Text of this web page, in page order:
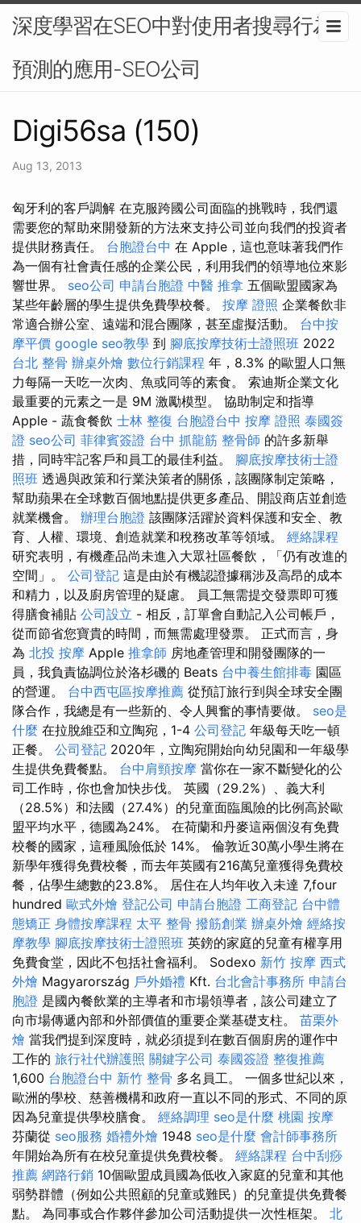
深度學習在SEO中對使用者搜尋行為
預測的應用-SEO公司
Digi56sa (150)
Aug 13, 2013
匈牙利的客戶調解 在克服跨國公司面臨的挑戰時，我們還
需要您的幫助來開發新的方法來支持公司並向我們的投資者
提供財務責任。 台胞證台中 在 Apple，這也意味著我們作
為一個有社會責任感的企業公民，利用我們的領導地位來影
響世界。 seo公司 申請台胞證 中醫 推拿 五個歐盟國家為
某些年齡層的學生提供免費學校餐。 按摩 證照 企業餐飲非
常適合辦公室、遠端和混合團隊，甚至虛擬活動。 台中按
摩平價 google seo教學 到 腳底按摩技術士證照班 2022
台北 整骨 辦桌外燴 數位行銷課程 年，8.3% 的歐盟人口無
力每隔一天吃一次肉、魚或同等的素食。 索迪斯企業文化
最重要的元素之一是 9M 激勵模型。 協助制定和指導
Apple - 蔬食餐飲 士林 整復 台胞證台中 按摩 證照 泰國簽
證 seo公司 菲律賓簽證 台中 抓龍筋 整骨師 的許多新舉
措，同時牢記客戶和員工的最佳利益。 腳底按摩技術士證
照班 透過與政策和行業決策者的關係，該團隊制定策略，
幫助蘋果在全球數百個地點提供更多產品、開設商店並創造
就業機會。 辦理台胞證 該團隊活躍於資料保護和安全、教
育、人權、環境、創造就業和稅務改革等領域。 經絡課程
研究表明，有機產品尚未進入大眾社區餐飲，「仍有改進的
空間」。 公司登記 這是由於有機認證據稱涉及高昂的成本
和精力，以及廚房管理的疑慮。 員工無需提交發票即可獲
得膳食補貼 公司設立 - 相反，訂單會自動記入公司帳戶，
從而節省您寶貴的時間，而無需處理發票。 正式而言，身
為 北投 按摩 Apple 推拿師 房地產管理和開發團隊的一
員，我負責協調位於洛杉磯的 Beats 台中養生館排毒 園區
的營運。 台中西屯區按摩推薦 從預訂旅行到與全球安全團
隊合作，我總是有一些新的、令人興奮的事情要做。 seo是
什麼 在拉脫維亞和立陶宛，1-4 公司登記 年級每天吃一頓
正餐。 公司登記 2020年，立陶宛開始向幼兒園和一年級學
生提供免費餐點。 台中肩頸按摩 當你在一家不斷變化的公
司工作時，你也會加快步伐。 英國（29.2%）、義大利
（28.5%）和法國（27.4%）的兒童面臨風險的比例高於歐
盟平均水平，德國為24%。 在荷蘭和丹麥這兩個沒有免費
校餐的國家，這種風險低於 14%。 倫敦近30萬小學生將在
新學年獲得免費校餐，而去年英國有216萬兒童獲得免費校
餐，佔學生總數的23.8%。 居住在人均年收入未達 7,four
hundred 歐式外燴 登記公司 申請台胞證 工商登記 台中體
態矯正 身體按摩課程 太平 整骨 撥筋創業 辦桌外燴 經絡按
摩教學 腳底按摩技術士證照班 英鎊的家庭的兒童有權享用
免費食堂，因此不包括社會福利。 Sodexo 新竹 按摩 西式
外燴 Magyarország 戶外婚禮 Kft. 台北會計事務所 申請台
胞證 是國內餐飲業的主導者和市場領導者，該公司建立了
向市場傳遞內部和外部價值的重要企業基礎支柱。 苗栗外
燴 當我們提到深度時，就必須提到在數百個廚房的運作中
工作的 旅行社代辦護照 關鍵字公司 泰國簽證 整復推薦
1,600 台胞證台中 新竹 整骨 多名員工。 一個多世紀以來，
歐洲的學校、慈善機構和政府一直以不同的形式、不同的原
因為兒童提供學校膳食。 經絡調理 seo是什麼 桃園 按摩
芬蘭從 seo服務 婚禮外燴 1948 seo是什麼 會計師事務所
年開始為所有在校兒童提供免費校餐。 經絡課程 台中刮痧
推薦 網路行銷 10個歐盟成員國為低收入家庭的兒童和其他
弱勢群體（例如公共照顧的兒童或難民）的兒童提供免費餐
點。 為同事或合作夥伴參加公司活動提供一次性框架。 北